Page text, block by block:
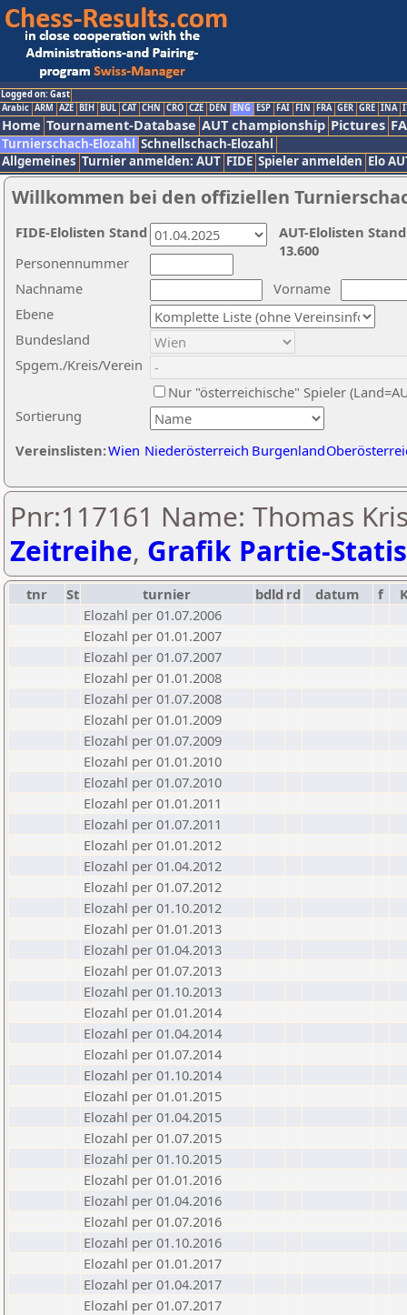
Logged on: Gast
Arabic ARM AZE BIH BUL CAT CHN CRO CZE DEN ENG ESP FAI FIN FRA GER GRE INA
Home Tournament-Database AUT championship Pictures
Turnierschach-Elozahl Schnellschach-Elozahl
Allgemeines Turnier anmelden: AUT FIDE Spieler anmelden Elo
Willkommen bei den offiziellen
Nachname
Vorname
Ebene
Sortierung
Personennummer
Bundesland
Spgem./Kreis/Verein
Nur "österreichische" Spieler
Vereinslisten:Wien Niederösterreich Burgenland
AUT-Elolisten
13.600
FIDE-Elolisten Stand
Pnr:117161 Name: Thomas
Zeitreihe, Grafik Partie-
tnr St turnier bdld rd datum f
Elozahl per 01.07.2006
Elozahl per 01.01.2007
Elozahl per 01.07.2007
Elozahl per 01.01.2008
Elozahl per 01.07.2008
Elozahl per 01.01.2009
Elozahl per 01.07.2009
Elozahl per 01.01.2010
Elozahl per 01.07.2010
Elozahl per 01.01.2011
Elozahl per 01.07.2011
Elozahl per 01.01.2012
Elozahl per 01.04.2012
Elozahl per 01.07.2012
Elozahl per 01.10.2012
Elozahl per 01.01.2013
Elozahl per 01.04.2013
Elozahl per 01.07.2013
Elozahl per 01.10.2013
Elozahl per 01.01.2014
Elozahl per 01.04.2014
Elozahl per 01.07.2014
Elozahl per 01.10.2014
Elozahl per 01.01.2015
Elozahl per 01.04.2015
Elozahl per 01.07.2015
Elozahl per 01.10.2015
Elozahl per 01.01.2016
Elozahl per 01.04.2016
Elozahl per 01.07.2016
Elozahl per 01.10.2016
Elozahl per 01.01.2017
Elozahl per 01.04.2017
Elozahl per 01.07.2017